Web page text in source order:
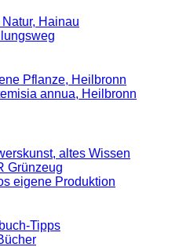
Hainau
Pflanze, Heilbronn
annua, Heilbronn
altes Wissen
Grünzeug
eigene Produktion
Tipps